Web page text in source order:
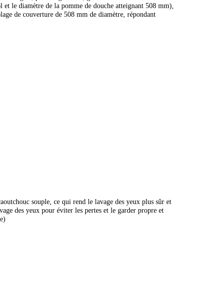
et le diamètre de la pomme de douche atteignant 508 mm),
de couverture de 508 mm de diamètre, répondant
souple, ce qui rend le lavage des yeux plus sûr et
des yeux pour éviter les pertes et le garder propre et